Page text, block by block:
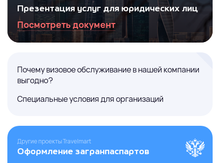
Презентация услуг для юридических лиц
Посмотреть документ
Почему визовое обслуживание в нашей компании
выгодно?
Специальные условия для организаций
Другие проекты Travelmart
Оформление загранпаспартов